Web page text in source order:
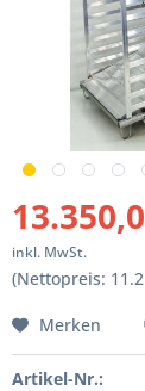
inkl. MwSt.
(Nettopreis:
Merken
Artikel-Nr.: